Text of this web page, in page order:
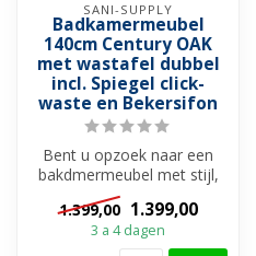
SANI-SUPPLY
Badkamermeubel
140cm Century OAK
met wastafel dubbel
incl. Spiegel click-
waste en Bekersifon
Bent u opzoek naar een
bakdmermeubel met stijl,
warmte en alle gemak wat
u wenst...
1.399,00 1.399,00
3 a 4 dagen